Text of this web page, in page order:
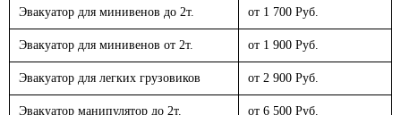
Эвакуатор для минивенов до 2т. от 1 700 Руб.
Эвакуатор для минивенов от 2т. от 1 900 Руб.
Эвакуатор для легких грузовиков от 2 900 Руб.
Эвакуатор манипулятор до 2т. от 6 500 Руб.